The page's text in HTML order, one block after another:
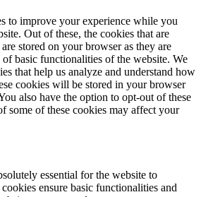
to improve your experience while you
Out of these, the cookies that are
stored on your browser as they are
basic functionalities of the website. We
that help us analyze and understand how
cookies will be stored in your browser
also have the option to opt-out of these
some of these cookies may affect your
essential for the website to
ensure basic functionalities and